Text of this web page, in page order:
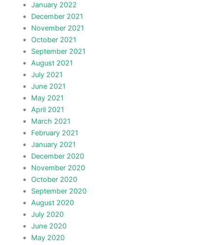
January 2022
December 2021
November 2021
October 2021
September 2021
August 2021
July 2021
June 2021
May 2021
April 2021
March 2021
February 2021
January 2021
December 2020
November 2020
October 2020
September 2020
August 2020
July 2020
June 2020
May 2020